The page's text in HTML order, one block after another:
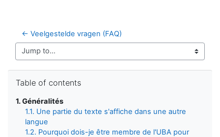
← Veelgestelde vragen (FAQ)
Jump to...
Table of contents
1. Généralités
1.1. Une partie du texte s'affiche dans une autre
langue
1.2. Pourquoi dois-je être membre de l'UBA pour